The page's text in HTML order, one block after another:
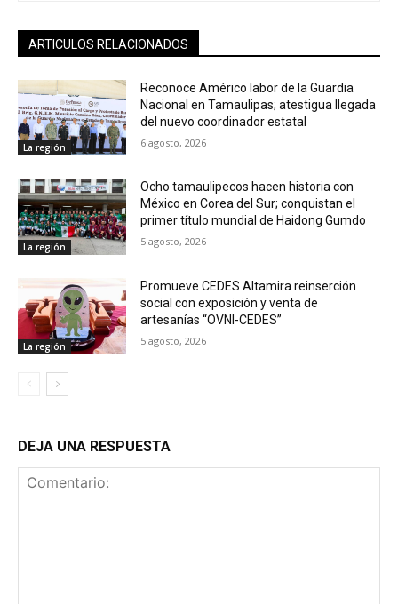
ARTICULOS RELACIONADOS
La región
Reconoce Américo labor de la Guardia
Nacional en Tamaulipas; atestigua llegada
del nuevo coordinador estatal
6 agosto, 2026
La región
Ocho tamaulipecos hacen historia con
México en Corea del Sur; conquistan el
primer título mundial de Haidong Gumdo
5 agosto, 2026
La región
Promueve CEDES Altamira reinserción
social con exposición y venta de
artesanías “OVNI-CEDES”
5 agosto, 2026
DEJA UNA RESPUESTA